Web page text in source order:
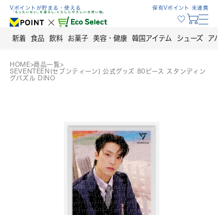
Skip
content
Vポイントが貯まる・使える 保有Vポイント 未連携
新着 食品 飲料 お菓子 美容・健康 韓国アイテム シューズ ア
HOME>商品一覧>
SEVENTEEN(セブンティーン) 公式グッズ 80ピース スタンディン
グパズル DINO